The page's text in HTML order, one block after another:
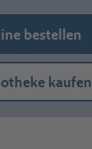
bestellen
kaufen